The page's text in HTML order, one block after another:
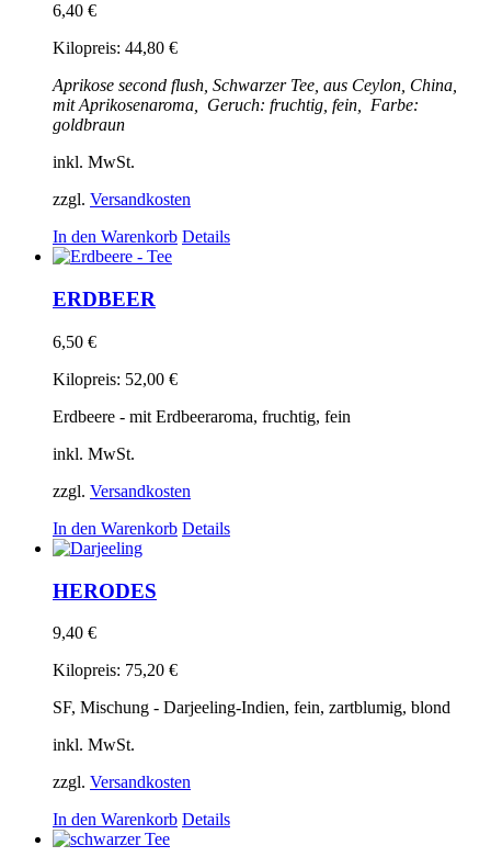
6,40 €
Kilopreis: 44,80 €
Aprikose second flush, Schwarzer Tee, aus Ceylon, China,
mit Aprikosenaroma, Geruch: fruchtig, fein, Farbe:
goldbraun
inkl. MwSt.
zzgl. Versandkosten
In den Warenkorb Details
ERDBEER
6,50 €
Kilopreis: 52,00 €
Erdbeere - mit Erdbeeraroma, fruchtig, fein
inkl. MwSt.
zzgl. Versandkosten
In den Warenkorb Details
HERODES
9,40 €
Kilopreis: 75,20 €
SF, Mischung - Darjeeling-Indien, fein, zartblumig, blond
inkl. MwSt.
zzgl. Versandkosten
In den Warenkorb Details